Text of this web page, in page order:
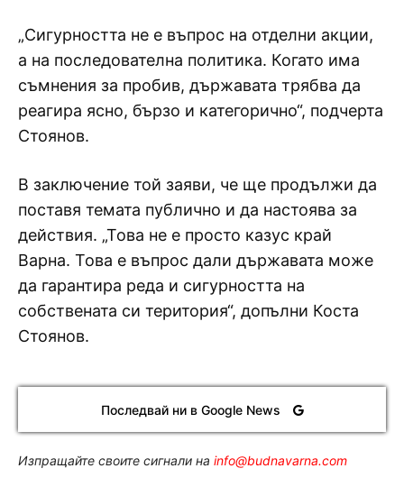
„Сигурността не е въпрос на отделни акции,
а на последователна политика. Когато има
съмнения за пробив, държавата трябва да
реагира ясно, бързо и категорично“, подчерта
Стоянов.
В заключение той заяви, че ще продължи да
поставя темата публично и да настоява за
действия. „Това не е просто казус край
Варна. Това е въпрос дали държавата може
да гарантира реда и сигурността на
собствената си територия“, допълни Коста
Стоянов.
Последвай ни в Google News
Изпращайте своите сигнали на info@budnavarna.com